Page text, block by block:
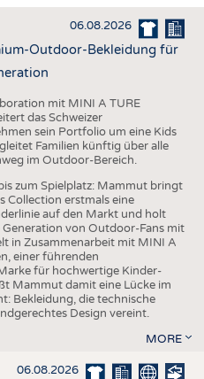
STATISTICS
TERMINE
BRANCHENTERMINE
06.08.2026
Outdoor-Bekleidung für
mit MINI A TURE
das Schweizer
sein Portfolio um eine Kids
Familien künftig über alle
im Outdoor-Bereich.
zum Spielplatz: Mammut bringt
Collection erstmals eine
auf den Markt und holt
von Outdoor-Fans mit
in Zusammenarbeit mit MINI A
einer führenden
für hochwertige Kinder-
Mammut damit eine Lücke im
Bekleidung, die technische
Design vereint.
MORE
06.08.2026